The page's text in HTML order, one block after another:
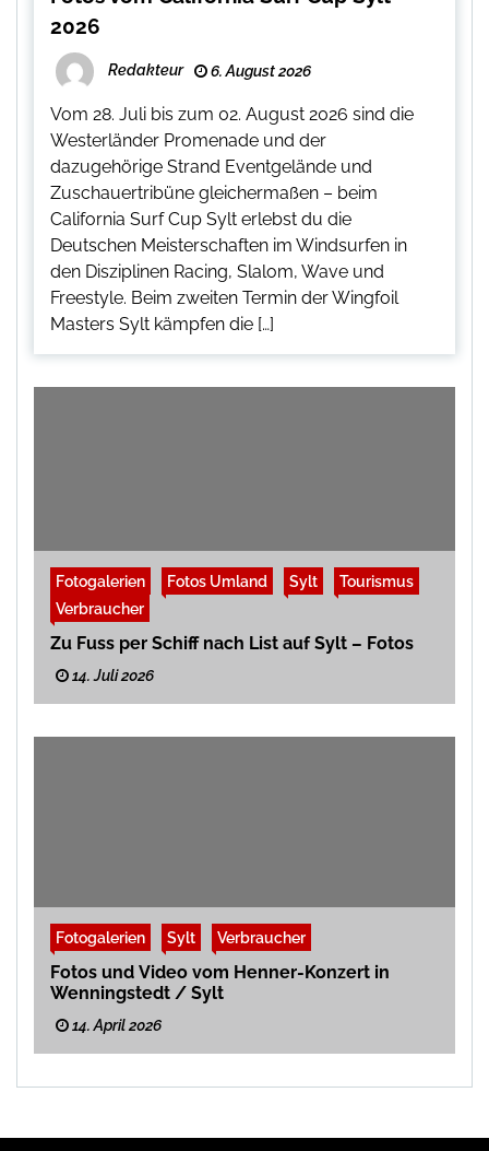
2026
Redakteur 6. August 2026
Vom 28. Juli bis zum 02. August 2026 sind die
Westerländer Promenade und der
dazugehörige Strand Eventgelände und
Zuschauertribüne gleichermaßen – beim
California Surf Cup Sylt erlebst du die
Deutschen Meisterschaften im Windsurfen in
den Disziplinen Racing, Slalom, Wave und
Freestyle. Beim zweiten Termin der Wingfoil
Masters Sylt kämpfen die […]
Fotogalerien Fotos Umland Sylt
Tourismus
Verbraucher
Zu Fuss per Schiff nach List auf Sylt – Fotos
14. Juli 2026
Fotogalerien Sylt Verbraucher
Fotos und Video vom Henner-Konzert in
Wenningstedt / Sylt
14. April 2026